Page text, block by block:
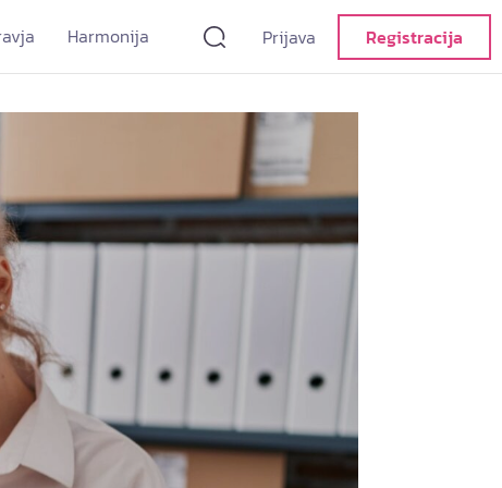
Harmonija Prijava Registracija